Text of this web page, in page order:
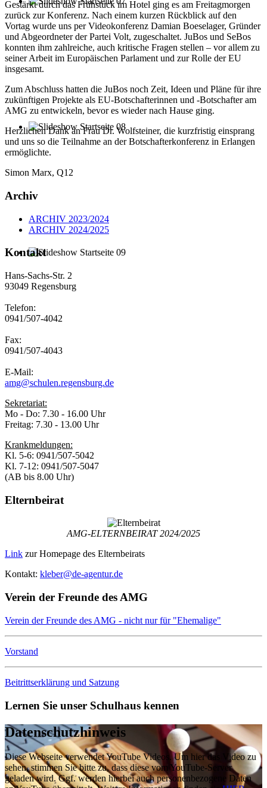
Gestärkt durch das Frühstück im Hotel ging es am Freitagmorgen
zurück zur Konferenz. Nach einem kurzen Rückblick auf den
Vortag wurde uns per Videokonferenz Damian Boeselager, Gründer
und Abgeordneter der Partei Volt, zugeschaltet. JuBos und SeBos
konnten ihm zahlreiche, auch kritische Fragen stellen – vor allem zu
seiner Arbeit im Europäischen Parlament und zur Rolle der EU
insgesamt.
Zum Abschluss hatten die JuBos noch Zeit, Ideen und Pläne für ihre
zukünftigen Projekte als EU-Botschafterinnen und -Botschafter am
AMG zu entwickeln, bevor es wieder nach Hause ging.
Herzlichen Dank an Frau Dr. Wolfsteiner, die kurzfristig einsprang
und uns so die Teilnahme an der Botschafterkonferenz in Erlangen
ermöglichte.
Simon Marx, Q12
Archiv
ARCHIV 2023/2024
ARCHIV 2024/2025
Kontakt
Hans-Sachs-Str. 2
93049 Regensburg
Telefon:
0941/507-4042
Fax:
0941/507-4043
E-Mail:
amg@schulen.regensburg.de
Sekretariat:
Mo - Do: 7.30 - 16.00 Uhr
Freitag: 7.30 - 13.00 Uhr
Krankmeldungen:
Kl. 5-6: 0941/507-5042
Kl. 7-12: 0941/507-5047
(AB bis 8.00 Uhr)
Elternbeirat
AMG-ELTERNBEIRAT 2024/2025
Link zur Homepage des Elternbeirats
Kontakt: kleber@de-agentur.de
Verein der Freunde des AMG
Verein der Freunde des AMG - nicht nur für "Ehemalige"
Vorstand
Beitrittserklärung und Satzung
Lernen Sie unser Schulhaus kennen
Datenschutzhinweis
Diese Webseite verwendet YouTube Videos. Um hier das Video zu
sehen, stimmen Sie bitte zu, dass diese vom YouTube-Server
geladen wird. Ggf. werden hierbei auch personenbezogene Daten